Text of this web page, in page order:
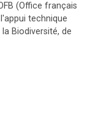
(Office français
technique
Biodiversité, de